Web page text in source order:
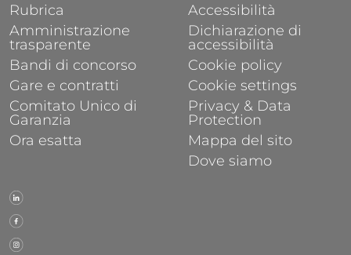
Rubrica
Amministrazione
trasparente
Bandi di concorso
Gare e contratti
Comitato Unico di
Garanzia
Ora esatta
Accessibilità
Dichiarazione di
accessibilità
Cookie policy
Cookie settings
Privacy & Data
Protection
Mappa del sito
Dove siamo